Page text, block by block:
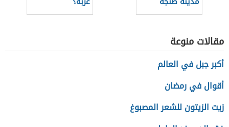
مقالات منوعة
أكبر جبل في العالم
أقوال في رمضان
زيت الزيتون للشعر المصبوغ